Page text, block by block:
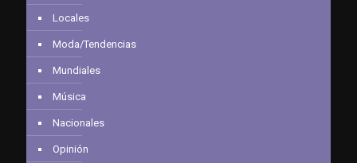
Locales
Moda/Tendencias
Mundiales
Música
Nacionales
Opinión